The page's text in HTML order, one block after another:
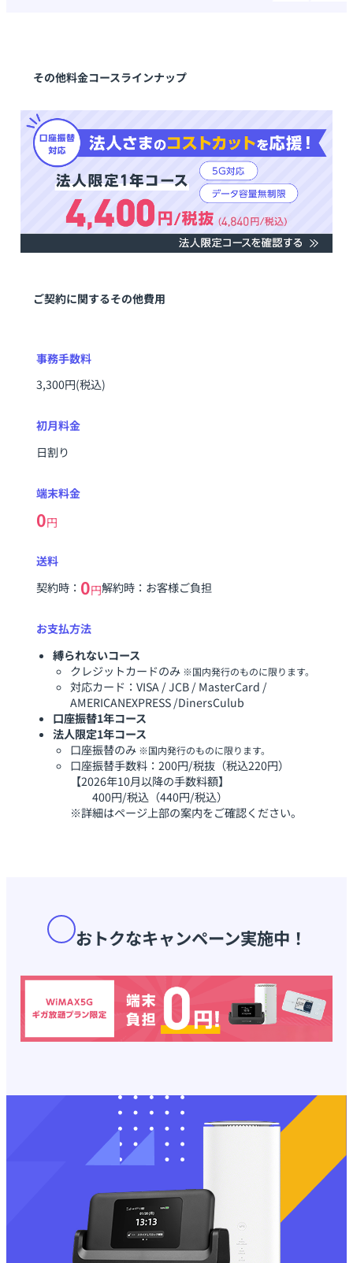
その他料金コースラインナップ
ご契約に関するその他費用
事務手数料
3,300円(税込)
初月料金
日割り
端末料金
0円
送料
契約時： 0円解約時：お客様ご負担
お支払方法
縛られないコース
クレジットカードのみ ※国内発行のものに限ります。
対応カード：VISA / JCB / MasterCard /
AMERICANEXPRESS /DinersCulub
口座振替1年コース
法人限定1年コース
口座振替のみ ※国内発行のものに限ります。
口座振替手数料：200円/税抜（税込220円）
【2026年10月以降の手数料額】
400円/税込（440円/税込）
※詳細はページ上部の案内をご確認ください。
おトクなキャンペーン実施中！